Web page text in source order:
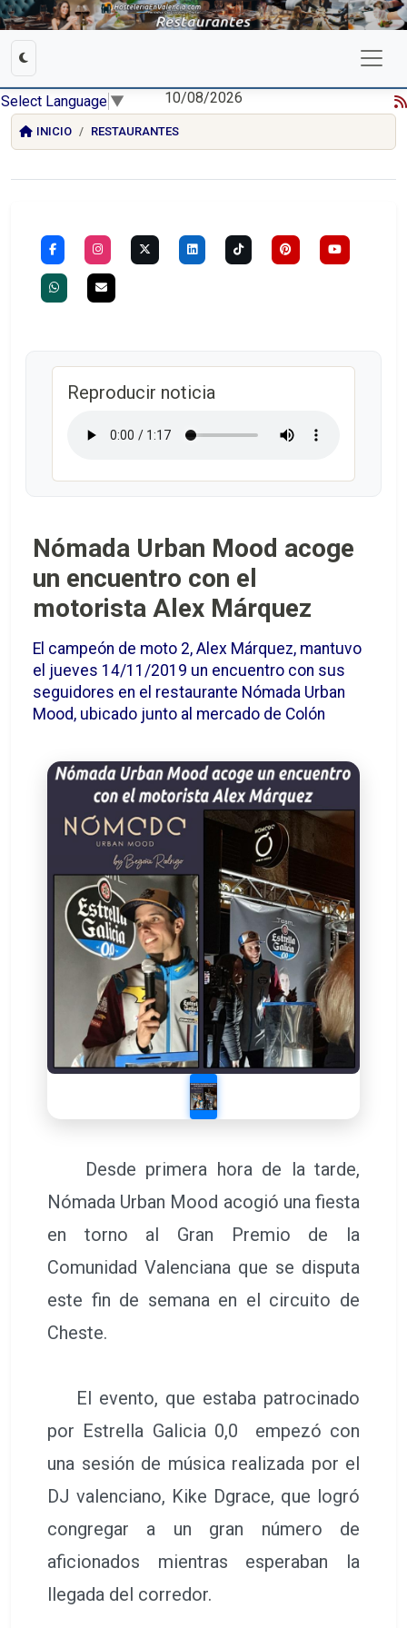
Select Language ▼ 10/08/2026
INICIO RESTAURANTES
Reproducir noticia
Nómada Urban Mood acoge
un encuentro con el
motorista Alex Márquez
El campeón de moto 2, Alex Márquez, mantuvo
el jueves 14/11/2019 un encuentro con sus
seguidores en el restaurante Nómada Urban
Mood, ubicado junto al mercado de Colón
Desde primera hora de la tarde,
Nómada Urban Mood acogió una fiesta
en torno al Gran Premio de la
Comunidad Valenciana que se disputa
este fin de semana en el circuito de
Cheste.
El evento, que estaba patrocinado
por Estrella Galicia 0,0 empezó con
una sesión de música realizada por el
DJ valenciano, Kike Dgrace, que logró
congregar a un gran número de
aficionados mientras esperaban la
llegada del corredor.